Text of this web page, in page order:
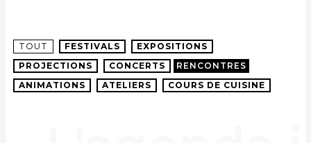
TOUT FESTIVALS
EXPOSITIONS
PROJECTIONS
CONCERTS
RENCONTRES
ANIMATIONS
ATELIERS COURS DE CUISINE